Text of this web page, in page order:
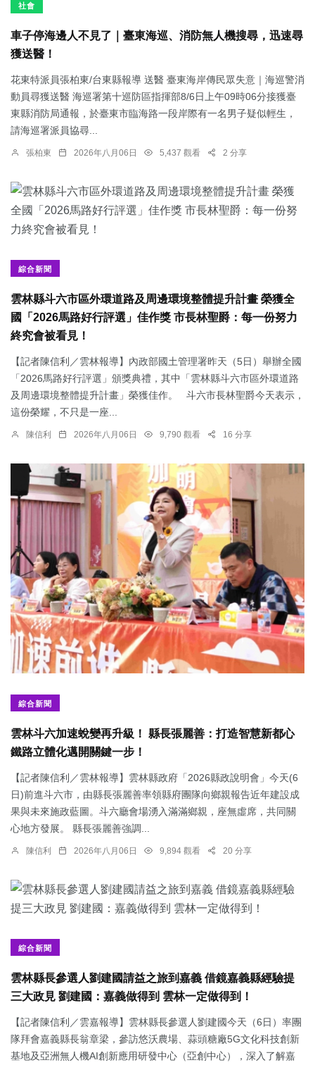
社會
車子停海邊人不見了｜臺東海巡、消防無人機搜尋，迅速尋
獲送醫！
花東特派員張柏東/台東縣報導 送醫 臺東海岸傳民眾失意｜海巡警消
動員尋獲送醫 海巡署第十巡防區指揮部8/6日上午09時06分接獲臺
東縣消防局通報，於臺東市臨海路一段岸際有一名男子疑似輕生，
請海巡署派員協尋...
張柏東 2026年八月06日 5,437 觀看 2 分享
綜合新聞
雲林縣斗六市區外環道路及周邊環境整體提升計畫 榮獲全
國「2026馬路好行評選」佳作獎 市長林聖爵：每一份努力
終究會被看見！
【記者陳信利／雲林報導】內政部國土管理署昨天（5日）舉辦全國
「2026馬路好行評選」頒獎典禮，其中「雲林縣斗六市區外環道路
及周邊環境整體提升計畫」榮獲佳作。 斗六市長林聖爵今天表示，
這份榮耀，不只是一座...
陳信利 2026年八月06日 9,790 觀看 16 分享
綜合新聞
雲林斗六加速蛻變再升級！ 縣長張麗善：打造智慧新都心
鐵路立體化邁開關鍵一步！
【記者陳信利／雲林報導】雲林縣政府「2026縣政說明會」今天(6
日)前進斗六市，由縣長張麗善率領縣府團隊向鄉親報告近年建設成
果與未來施政藍圖。斗六廳會場湧入滿滿鄉親，座無虛席，共同關
心地方發展。 縣長張麗善強調...
陳信利 2026年八月06日 9,894 觀看 20 分享
綜合新聞
雲林縣長參選人劉建國請益之旅到嘉義 借鏡嘉義縣經驗提
三大政見 劉建國：嘉義做得到 雲林一定做得到！
【記者陳信利／雲嘉報導】雲林縣長參選人劉建國今天（6日）率團
隊拜會嘉義縣長翁章梁，參訪悠沃農場、蒜頭糖廠5G文化科技創新
基地及亞洲無人機AI創新應用研發中心（亞創中心），深入了解嘉